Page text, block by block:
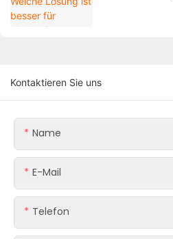
Kontaktieren Sie uns
Name
E-Mail
Telefon